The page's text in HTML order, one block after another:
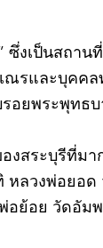
งเป็นสถา
และบุคคล
อยพระพุท
งสระบุรีที่ม
หลวงพ่อยอ
ย้อย วัดอัม